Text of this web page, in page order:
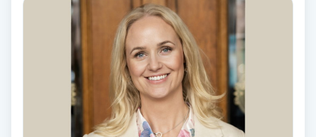
Naglar borttagning
Naglar reparation